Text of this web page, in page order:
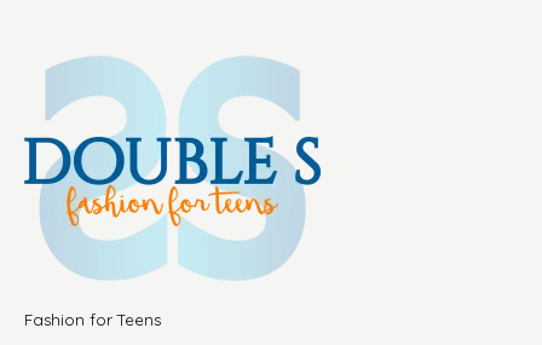
Fashion for Teens